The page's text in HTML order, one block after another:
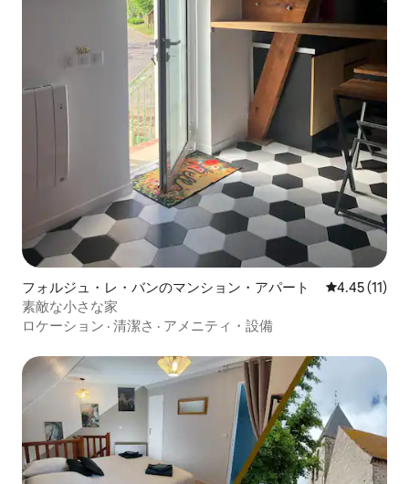
フォルジュ・レ・バンのマンション・アパート レビュー11
4.45 (11)
素敵な小さな家
ロケーション · 清潔さ · アメニティ・設備